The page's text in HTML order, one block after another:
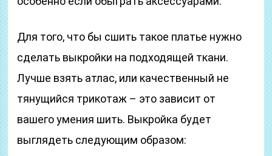
Для того, что бы сшить такое платье нужно
сделать выкройки на подходящей ткани.
Лучше взять атлас, или качественный не
тянущийся трикотаж – это зависит от
вашего умения шить. Выкройка будет
выглядеть следующим образом: